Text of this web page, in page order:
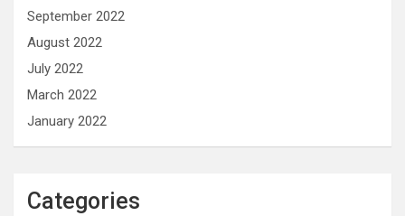
September 2022
August 2022
July 2022
March 2022
January 2022
Categories